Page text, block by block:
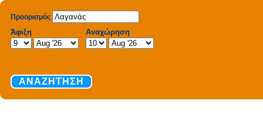
Προορισμός
Άφιξη Αναχώρηση
ΑΝΑΖΗΤΗΣΗ